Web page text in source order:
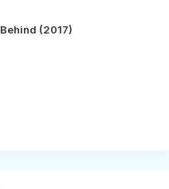
(2017)